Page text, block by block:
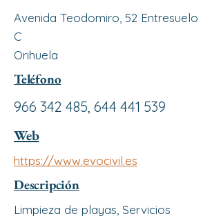
Avenida Teodomiro, 52 Entresuelo
C
Orihuela
Teléfono
966 342 485, 644 441 539
Web
https://www.evocivil.es
Descripción
Limpieza de playas, Servicios